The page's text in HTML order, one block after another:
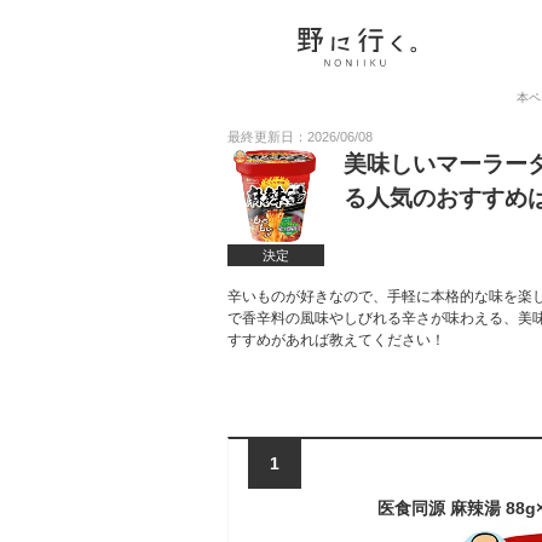
本
最終更新日：2026/06/08
決定
美味しいマーラー
る人気のおすすめ
辛いものが好きなので、手軽に本格的な味を
で香辛料の風味やしびれる辛さが味わえる、
すすめがあれば教えてください！
1